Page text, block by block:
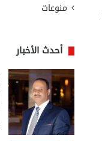
منوعات
أحدث الأخبار